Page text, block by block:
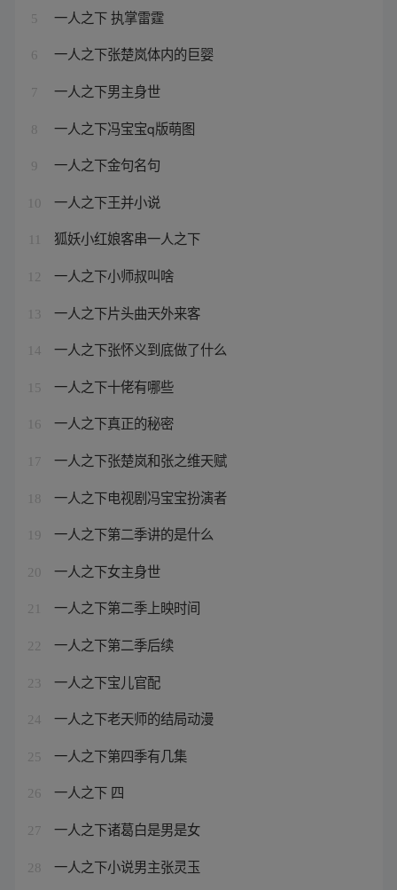
5 一人之下 执掌雷霆
6 一人之下张楚岚体内的巨婴
7 一人之下男主身世
8 一人之下冯宝宝q版萌图
9 一人之下金句名句
10 一人之下王并小说
狐妖小红娘客串一人之下
12 一人之下小师叔叫啥
13 一人之下片头曲天外来客
14 一人之下张怀义到底做了什么
15 一人之下十佬有哪些
16 一人之下真正的秘密
17 一人之下张楚岚和张之维天赋
18 一人之下电视剧冯宝宝扮演者
19 一人之下第二季讲的是什么
20 一人之下女主身世
21 一人之下第二季上映时间
22 一人之下第二季后续
23 一人之下宝儿官配
24 一人之下老天师的结局动漫
25 一人之下第四季有几集
26 一人之下 四
27 一人之下诸葛白是男是女
28 一人之下小说男主张灵玉